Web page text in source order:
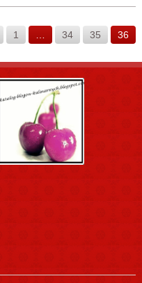
1 … 34 35 36